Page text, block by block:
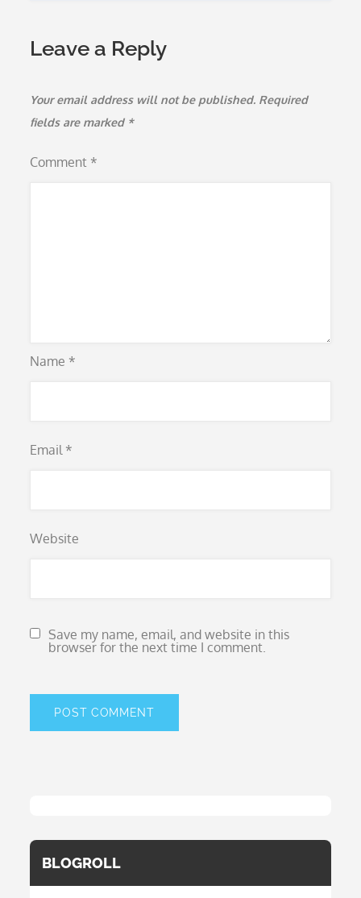
Leave a Reply
Your email address will not be published. Required
fields are marked *
Comment *
Name *
Email *
Website
Save my name, email, and website in this
browser for the next time I comment.
BLOGROLL